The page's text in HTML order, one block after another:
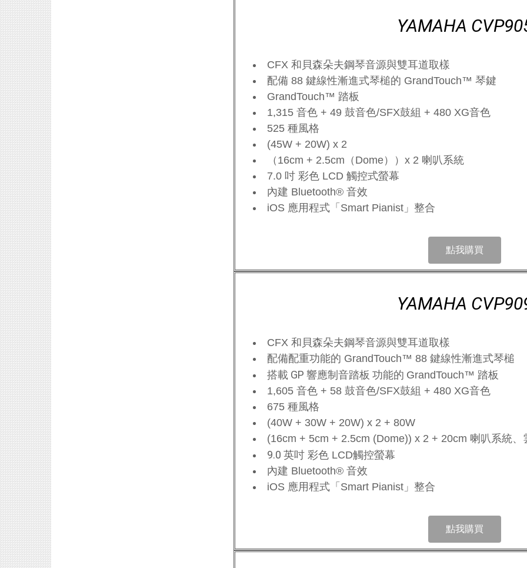
YAMAHA
CFX 和貝森朵夫鋼琴音源與雙耳道取樣
配備 88 鍵線性漸進式琴槌的 GrandTouch™ 琴鍵
GrandTouch™ 踏板
1,315 音色 + 49 鼓音色/SFX鼓組 + 480 XG音色
525 種風格
(45W + 20W) x 2
（16cm + 2.5cm（Dome））x 2 喇叭系統
7.0 吋 彩色 LCD 觸控式螢幕
內建 Bluetooth® 音效
iOS 應用程式「Smart Pianist」整合
點我購買
YAMAHA
CFX 和貝森朵夫鋼琴音源與雙耳道取樣
配備配重功能的 GrandTouch™ 88 鍵線性漸進式琴槌
搭載 GP 響應制音踏板 功能的 GrandTouch™ 踏板
1,605 音色 + 58 鼓音色/SFX鼓組 + 480 XG音色
675 種風格
(40W + 30W + 20W) x 2 + 80W
(16cm + 5cm + 2.5cm (Dome)) x 2 + 20cm 喇叭系統
9.0 英吋 彩色 LCD觸控螢幕
內建 Bluetooth® 音效
iOS 應用程式「Smart Pianist」整合
點我購買